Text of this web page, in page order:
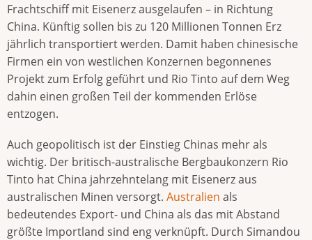
Frachtschiff mit Eisenerz ausgelaufen – in Richtung
China. Künftig sollen bis zu 120 Millionen Tonnen Erz
jährlich transportiert werden. Damit haben chinesische
Firmen ein von westlichen Konzernen begonnenes
Projekt zum Erfolg geführt und Rio Tinto auf dem Weg
dahin einen großen Teil der kommenden Erlöse
entzogen.
Auch geopolitisch ist der Einstieg Chinas mehr als
wichtig. Der britisch-australische Bergbaukonzern Rio
Tinto hat China jahrzehntelang mit Eisenerz aus
australischen Minen versorgt. Australien als
bedeutendes Export- und China als das mit Abstand
größte Importland sind eng verknüpft. Durch Simandou